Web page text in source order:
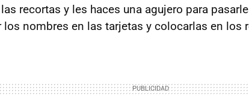
recortas y les haces una agujero para
los nombres en las tarjetas y colocarlas en los